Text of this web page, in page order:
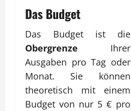
Das Budget
Das Budget ist die
Obergrenze Ihrer
Ausgaben pro Tag oder
Monat. Sie können
theoretisch mit einem
Budget von nur 5 € pro